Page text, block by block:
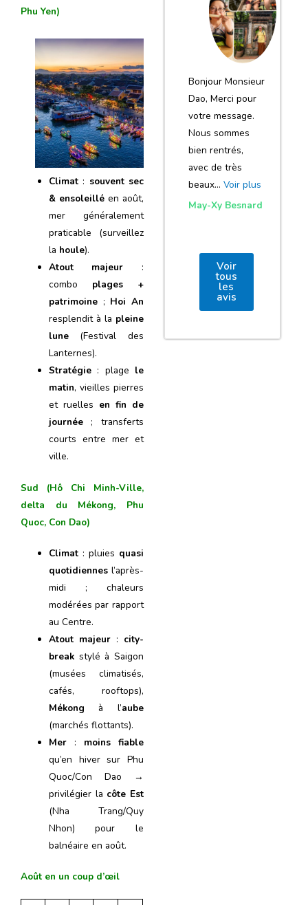
Phu Yen)
Climat : souvent sec
& ensoleilléen août,
mer généralement
praticable (surveillez
la houle).
Atout majeur :
combo plages +
patrimoine ; Hoi An
resplendit à la pleine
lune (Festival des
Lanternes).
Stratégie : plage le
matin, vieilles pierres
et ruelles en fin de
journée ; transferts
courts entre mer et
ville.
Sud (Hô Chi Minh-Ville,
delta du Mékong, Phu
Quoc, Con Dao)
Climat : pluies quasi
quotidiennes l’après-
midi ; chaleurs
modérées par rapport
au Centre.
Atout majeur: city-
break stylé à Saigon
(musées climatisés,
cafés, rooftops),
Mékong à l’aube
(marchés flottants).
Mer : moins fiable
qu’en hiver sur Phu
Quoc/Con Dao →
privilégier la côte Est
(Nha Trang/Quy
Nhon) pour le
balnéaire en août.
Août en un coup d’œil
notre voyage
et de votre
agence
Bonjour Monsieur
Dao, Merci pour
votre message.
Nous sommes
bien rentrés,
avec de très
beaux… Voir plus
May-Xy Besnard
Voir
tous
les
avis